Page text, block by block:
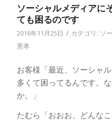
ソーシャルメディアに
ても困るのです
2016年11月25日 / カテゴリ: ソ
憲孝
お客様「最近、ソーシャ
多くて困ってるんです。
か。」
たむら「おおお、どんな